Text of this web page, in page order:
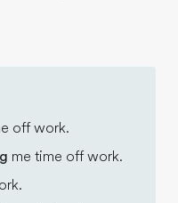
off work.
me time off work.